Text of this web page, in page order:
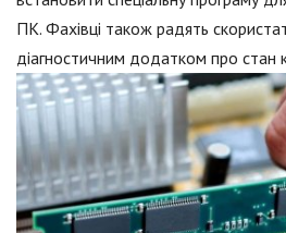
ПК. Фахівці також радять
діагностичним додатком про стан